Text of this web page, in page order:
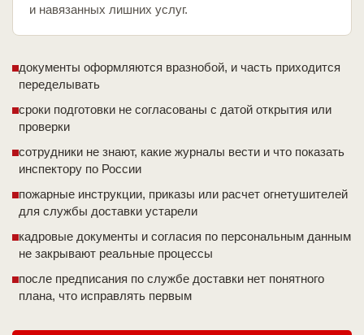
и навязанных лишних услуг.
документы оформляются вразнобой, и часть приходится
переделывать
сроки подготовки не согласованы с датой открытия или
проверки
сотрудники не знают, какие журналы вести и что показать
инспектору по России
пожарные инструкции, приказы или расчет огнетушителей
для службы доставки устарели
кадровые документы и согласия по персональным данным
не закрывают реальные процессы
после предписания по службе доставки нет понятного
плана, что исправлять первым